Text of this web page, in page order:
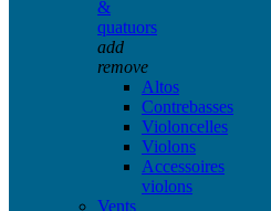
&
quatuors
add
remove
Altos
Contrebasses
Violoncelles
Violons
Accessoires
violons
Vents